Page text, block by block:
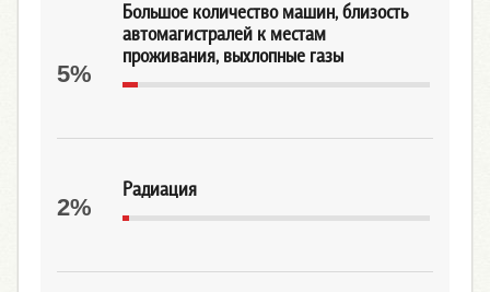
Большое количество машин, близость
автомагистралей к местам
проживания, выхлопные газы
5%
Радиация
2%